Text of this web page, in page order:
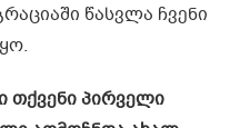
წასვლა ჩვენი
თქვენი პირველი